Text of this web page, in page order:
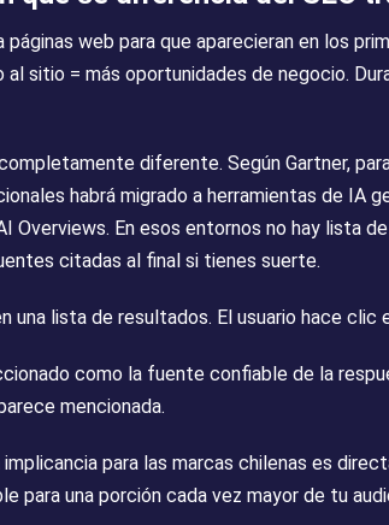
páginas web para que aparecieran en los
sitio = más oportunidades de negocio.
diferente. Según Gartner,
habrá migrado a herramientas de IA
Overviews. En esos entornos no hay lista
citadas al final si tienes suerte.
una lista de resultados. El usuario hace clic
como la fuente confiable de la
mencionada.
para las marcas chilenas es
para una porción cada vez mayor de tu